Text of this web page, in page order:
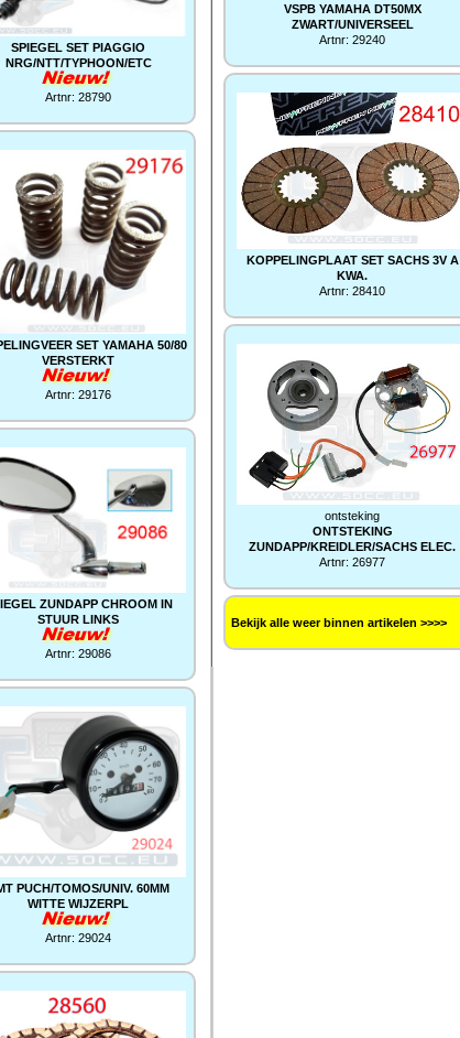
VSPB YAMAHA DT50MX
ZWART/UNIVERSEEL
Artnr: 29240
KOPPELINGPLAAT SET SACHS 3V A
KWA.
Artnr: 28410
ontsteking
ONTSTEKING
ZUNDAPP/KREIDLER/SACHS ELEC.
Artnr: 26977
Bekijk alle weer binnen artikelen >>>>
SPIEGEL SET PIAGGIO
NRG/NTT/TYPHOON/ETC
Artnr: 28790
SET YAMAHA 50/80
VERSTERKT
Artnr: 29176
ZUNDAPP CHROOM IN
STUUR LINKS
Artnr: 29086
PUCH/TOMOS/UNIV. 60MM
WITTE WIJZERPL
Artnr: 29024